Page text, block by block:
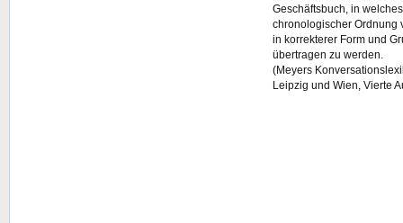
Geschäftsbuch, in
chronologischer Ordnung
in korrekterer Form und
übertragen zu werden.
(Meyers
Leipzig und Wien, Vierte